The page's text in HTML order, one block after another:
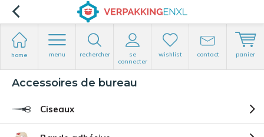
home menu rechercher
se
connecter
wishlist contact panier
Accessoires de bureau
Ciseaux